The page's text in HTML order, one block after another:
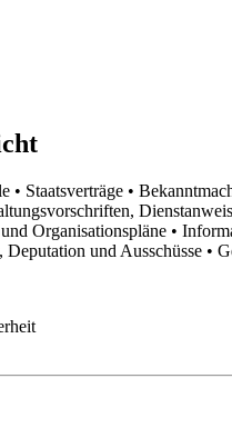
• Staatsverträge •
Organisationspläne •
Deputation und Ausschüsse •